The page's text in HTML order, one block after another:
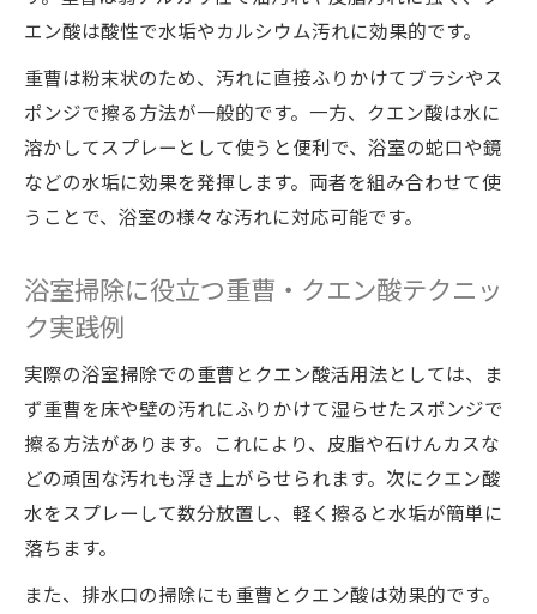
エン酸は酸性で水垢やカルシウム汚れに効果的です。
重曹は粉末状のため、汚れに直接ふりかけてブラシやス
ポンジで擦る方法が一般的です。一方、クエン酸は水に
溶かしてスプレーとして使うと便利で、浴室の蛇口や鏡
などの水垢に効果を発揮します。両者を組み合わせて使
うことで、浴室の様々な汚れに対応可能です。
浴室掃除に役立つ重曹・クエン酸テクニッ
ク実践例
実際の浴室掃除での重曹とクエン酸活用法としては、ま
ず重曹を床や壁の汚れにふりかけて湿らせたスポンジで
擦る方法があります。これにより、皮脂や石けんカスな
どの頑固な汚れも浮き上がらせられます。次にクエン酸
水をスプレーして数分放置し、軽く擦ると水垢が簡単に
落ちます。
また、排水口の掃除にも重曹とクエン酸は効果的です。